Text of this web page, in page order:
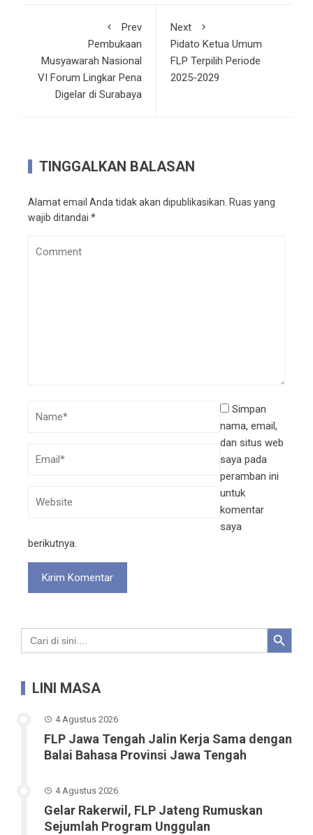
Prev
Pembukaan
Musyawarah Nasional
VI Forum Lingkar Pena
Digelar di Surabaya
Next
Pidato Ketua Umum
FLP Terpilih Periode
2025-2029
TINGGALKAN BALASAN
Alamat email Anda tidak akan dipublikasikan. Ruas yang
wajib ditandai *
Simpan
nama, email,
dan situs web
saya pada
peramban ini
untuk
komentar
saya
berikutnya.
Search
for:
Search Button
LINI MASA
4 Agustus 2026
FLP Jawa Tengah Jalin Kerja Sama dengan
Balai Bahasa Provinsi Jawa Tengah
4 Agustus 2026
Gelar Rakerwil, FLP Jateng Rumuskan
Sejumlah Program Unggulan